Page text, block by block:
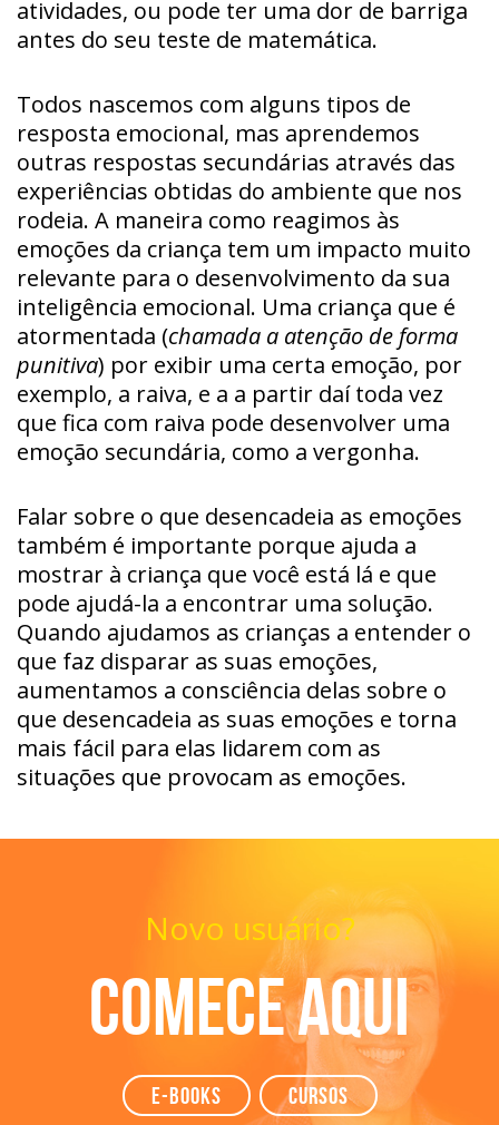
atividades, ou pode ter uma dor de barriga
antes do seu teste de matemática.
Todos nascemos com alguns tipos de
resposta emocional, mas aprendemos
outras respostas secundárias através das
experiências obtidas do ambiente que nos
rodeia. A maneira como reagimos às
emoções da criança tem um impacto muito
relevante para o desenvolvimento da sua
inteligência emocional. Uma criança que é
atormentada (chamada a atenção de forma
punitiva) por exibir uma certa emoção, por
exemplo, a raiva, e a a partir daí toda vez
que fica com raiva pode desenvolver uma
emoção secundária, como a vergonha.
Falar sobre o que desencadeia as emoções
também é importante porque ajuda a
mostrar à criança que você está lá e que
pode ajudá-la a encontrar uma solução.
Quando ajudamos as crianças a entender o
que faz disparar as suas emoções,
aumentamos a consciência delas sobre o
que desencadeia as suas emoções e torna
mais fácil para elas lidarem com as
situações que provocam as emoções.
Novo usuário?
Comece aqui
e-books Cursos